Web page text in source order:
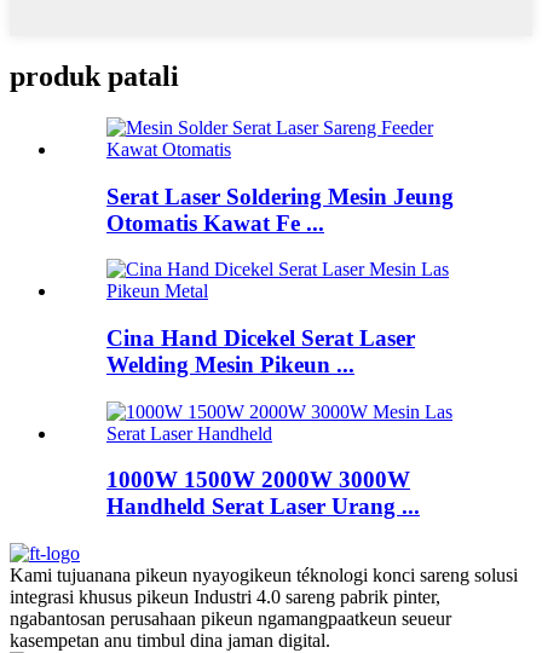
produk patali
Serat Laser Soldering Mesin Jeung
Otomatis Kawat Fe ...
Cina Hand Dicekel Serat Laser
Welding Mesin Pikeun ...
1000W 1500W 2000W 3000W
Handheld Serat Laser Urang ...
Kami tujuanana pikeun nyayogikeun téknologi konci sareng solusi
integrasi khusus pikeun Industri 4.0 sareng pabrik pinter,
ngabantosan perusahaan pikeun ngamangpaatkeun seueur
kasempetan anu timbul dina jaman digital.